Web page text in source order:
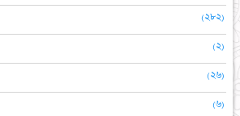
(২৮২)
(২)
(২৬)
(৬)